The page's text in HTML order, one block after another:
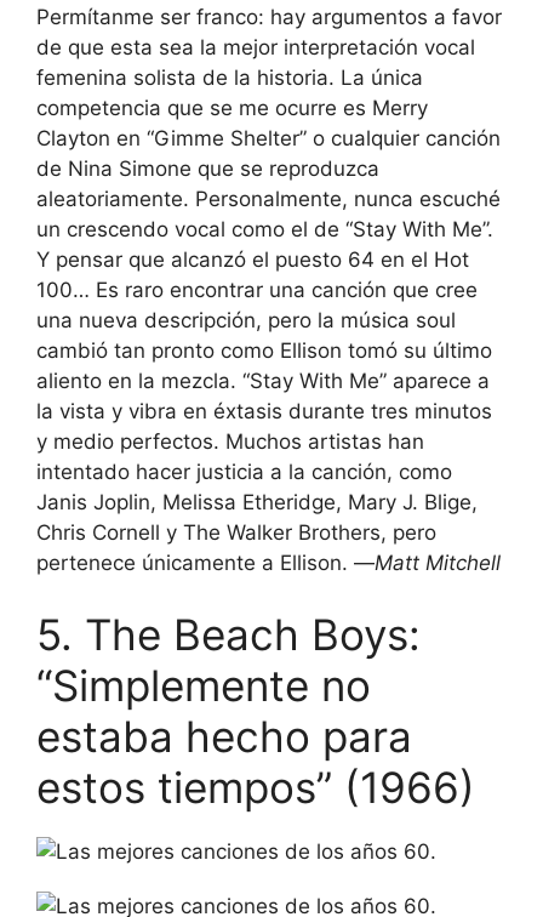
Permítanme ser franco: hay argumentos a favor
de que esta sea la mejor interpretación vocal
femenina solista de la historia. La única
competencia que se me ocurre es Merry
Clayton en “Gimme Shelter” o cualquier canción
de Nina Simone que se reproduzca
aleatoriamente. Personalmente, nunca escuché
un crescendo vocal como el de “Stay With Me”.
Y pensar que alcanzó el puesto 64 en el Hot
100… Es raro encontrar una canción que cree
una nueva descripción, pero la música soul
cambió tan pronto como Ellison tomó su último
aliento en la mezcla. “Stay With Me” aparece a
la vista y vibra en éxtasis durante tres minutos
y medio perfectos. Muchos artistas han
intentado hacer justicia a la canción, como
Janis Joplin, Melissa Etheridge, Mary J. Blige,
Chris Cornell y The Walker Brothers, pero
pertenece únicamente a Ellison. —Matt Mitchell
5. The Beach Boys:
“Simplemente no
estaba hecho para
estos tiempos” (1966)